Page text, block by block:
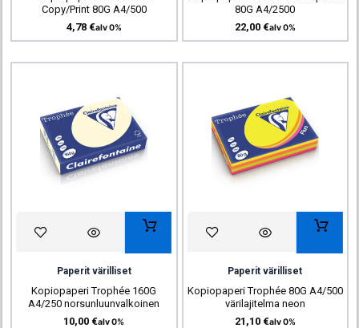
Copy/Print 80G A4/500
4,78 €alv 0%
80G A4/2500
22,00 €alv 0%
Paperit värilliset
Kopiopaperi Trophée 160G
A4/250 norsunluunvalkoinen
10,00 €alv 0%
Paperit värilliset
Kopiopaperi Trophée 80G A4/500
värilajitelma neon
21,10 €alv 0%